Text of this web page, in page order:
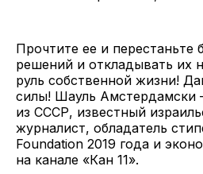
Прочтите ее и перестаньте
решений и откладывать их
руль собственной жизни!
силы! Шауль Амстердамски
из СССР, известный
журналист, обладатель
Foundation 2019 года и
на канале «Кан 11».